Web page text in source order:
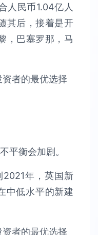
人民币1.04亿人
其后，接着是开
，巴塞罗那，马
平衡会加剧。
年，英国新
中低水平的新建